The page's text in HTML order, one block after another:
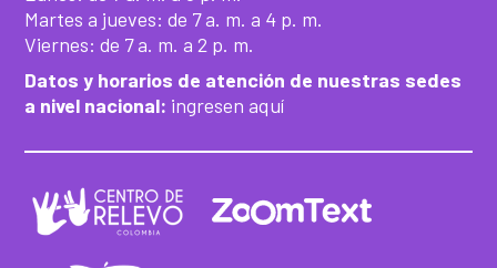
Martes a jueves: de 7 a. m. a 4 p. m.
Viernes: de 7 a. m. a 2 p. m.
Datos y horarios de atención de nuestras sedes
a nivel nacional: ingresen aquí